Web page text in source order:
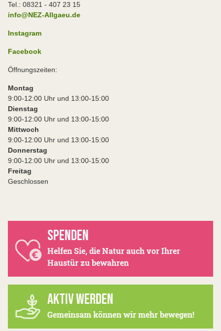
Tel.: 08321 - 407 23 15
info@NEZ-Allgaeu.de
Instagram
Facebook
Öffnungszeiten:
Montag
9:00-12:00 Uhr und 13:00-15:00
Dienstag
9:00-12:00 Uhr und 13:00-15:00
Mittwoch
9:00-12:00 Uhr und 13:00-15:00
Donnerstag
9:00-12:00 Uhr und 13:00-15:00
Freitag
Geschlossen
SPENDEN
Helfen Sie, die Natur auch vor Ihrer
Haustür zu bewahren
AKTIV WERDEN
Gemeinsam können wir mehr bewegen!